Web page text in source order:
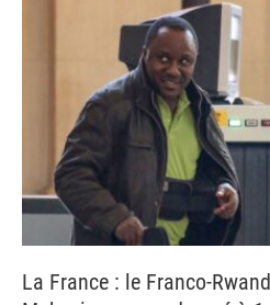
La France : le Franco-